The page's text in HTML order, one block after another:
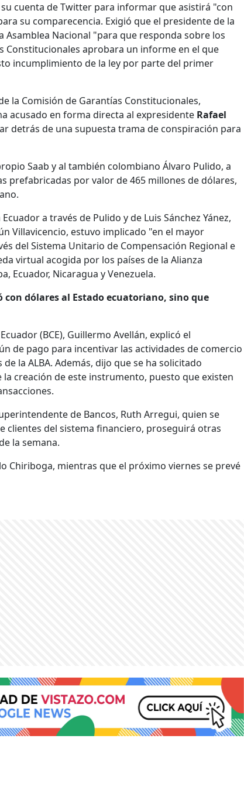
cuenta de Twitter para informar que asistirá "con
su comparecencia. Exigió que el presidente de la
Asamblea Nacional "para que responda sobre los
Constitucionales aprobara un informe en el que
incumplimiento de la ley por parte del primer
la Comisión de Garantías Constitucionales,
acusado en forma directa al expresidente Rafael
detrás de una supuesta trama de conspiración para
Saab y al también colombiano Álvaro Pulido, a
prefabricadas por valor de 465 millones de dólares,
a través de Pulido y de Luis Sánchez Yánez,
Villavicencio, estuvo implicado "en el mayor
del Sistema Unitario de Compensación Regional e
virtual acogida por los países de la Alianza
Ecuador, Nicaragua y Venezuela.
dólares al Estado ecuatoriano, sino que
(BCE), Guillermo Avellán, explicó el
de pago para incentivar las actividades de comercio
la ALBA. Además, dijo que se ha solicitado
creación de este instrumento, puesto que existen
de Bancos, Ruth Arregui, quien se
del sistema financiero, proseguirá otras
la semana.
Chiriboga, mientras que el próximo viernes se prevé